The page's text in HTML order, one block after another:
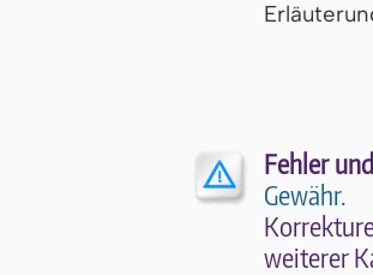
Fehler
Gewähr.
wei­te­rer